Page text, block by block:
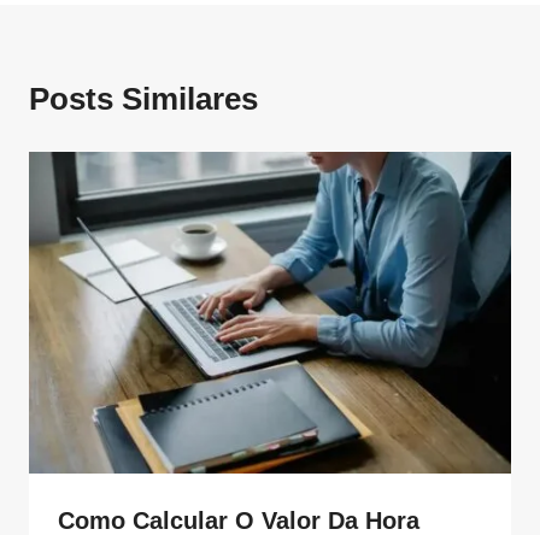
Posts Similares
Como Calcular O Valor Da Hora